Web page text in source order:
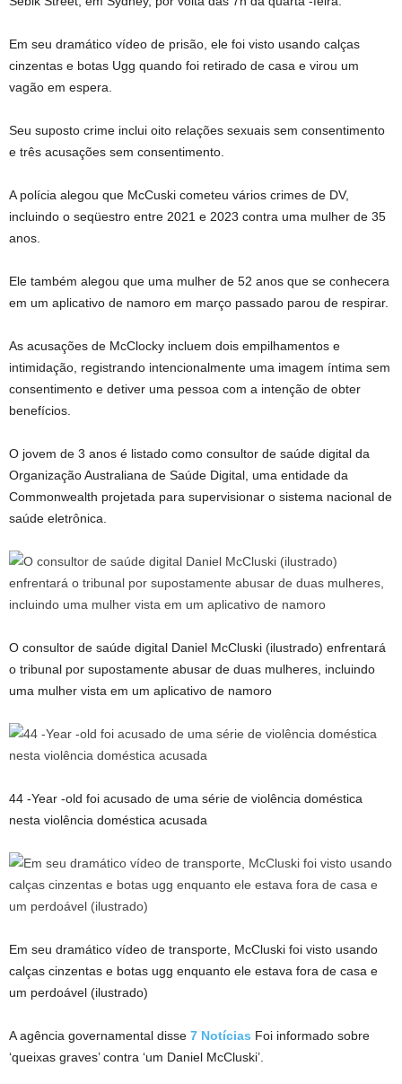
Em seu dramático vídeo de prisão, ele foi visto usando calças
cinzentas e botas Ugg quando foi retirado de casa e virou um
vagão em espera.
Seu suposto crime inclui oito relações sexuais sem consentimento
e três acusações sem consentimento.
A polícia alegou que McCuski cometeu vários crimes de DV,
incluindo o seqüestro entre 2021 e 2023 contra uma mulher de 35
anos.
Ele também alegou que uma mulher de 52 anos que se conhecera
em um aplicativo de namoro em março passado parou de respirar.
As acusações de McClocky incluem dois empilhamentos e
intimidação, registrando intencionalmente uma imagem íntima sem
consentimento e detiver uma pessoa com a intenção de obter
benefícios.
O jovem de 3 anos é listado como consultor de saúde digital da
Organização Australiana de Saúde Digital, uma entidade da
Commonwealth projetada para supervisionar o sistema nacional de
saúde eletrônica.
O consultor de saúde digital Daniel McCluski (ilustrado) enfrentará
o tribunal por supostamente abusar de duas mulheres, incluindo
uma mulher vista em um aplicativo de namoro
44 -Year -old foi acusado de uma série de violência doméstica
nesta violência doméstica acusada
Em seu dramático vídeo de transporte, McCluski foi visto usando
calças cinzentas e botas ugg enquanto ele estava fora de casa e
um perdoável (ilustrado)
A agência governamental disse 7 Notícias Foi informado sobre
‘queixas graves’ contra ‘um Daniel McCluski’.